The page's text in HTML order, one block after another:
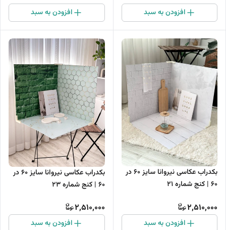
افزودن به سبد افزودن به سبد
بکدراب عکاسی نیروانا سایز 60 در
60 | کنج شماره 21
2,510,000
افزودن به سبد
بکدراب عکاسی نیروانا سایز 60 در
60 | کنج شماره 23
2,510,000
افزودن به سبد